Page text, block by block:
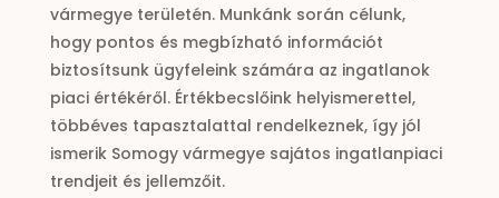
vármegye területén. Munkánk során célunk,
hogy pontos és megbízható információt
biztosítsunk ügyfeleink számára az ingatlanok
piaci értékéről. Értékbecslőink helyismerettel,
többéves tapasztalattal rendelkeznek, így jól
ismerik Somogy vármegye sajátos ingatlanpiaci
trendjeit és jellemzőit.